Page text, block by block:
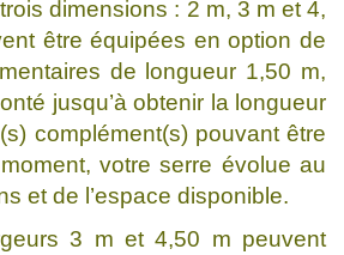
dimensions : 2 m, 3 m et 4,
être équipées en option de
de longueur 1,50 m,
jusqu’à obtenir la longueur
complément(s) pouvant être
votre serre évolue au
et de l’espace disponible.
3 m et 4,50 m peuvent